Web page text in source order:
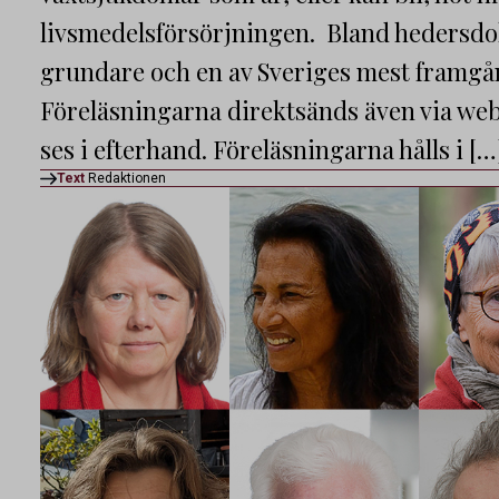
livsmedelsförsörjningen. Bland
grundare och en av Sveriges mest
Föreläsningarna direktsänds även via
ses i efterhand. Föreläsningarna hålls i
Text Redaktionen